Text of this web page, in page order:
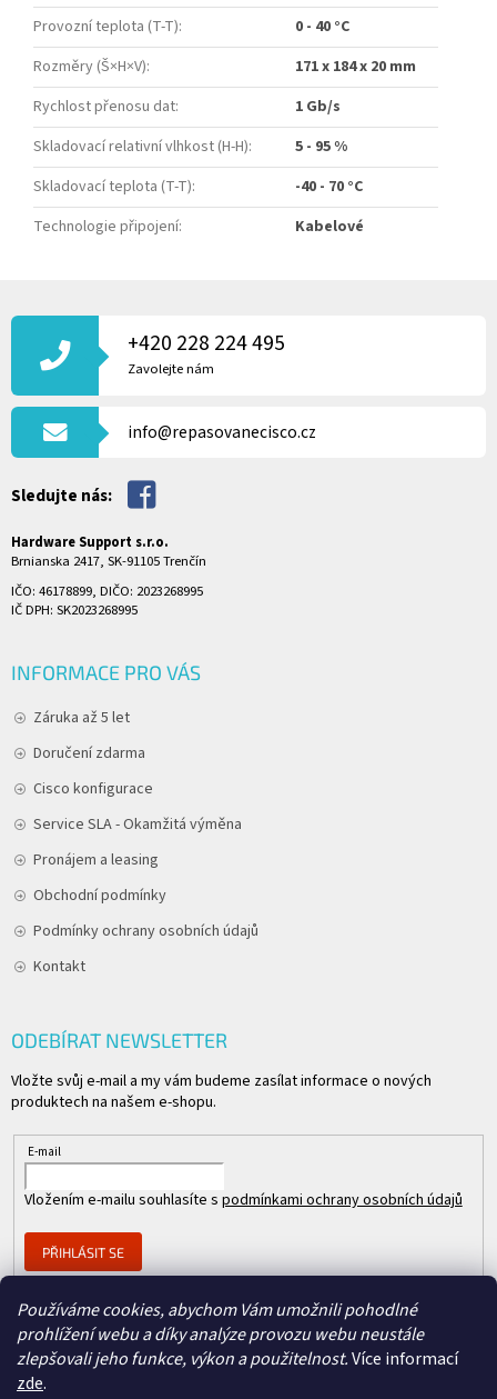
Používáme cookies, abychom Vám umožnili pohodlné
prohlížení webu a díky analýze provozu webu neustále
zlepšovali jeho funkce, výkon a použitelnost.Více informací
zde.
Provozní teplota (T-T):
0 - 40 °C
Rozměry (Š×H×V):
171 x 184 x 20 mm
Rychlost přenosu dat:
1 Gb/s
Skladovací relativní vlhkost (H-H):
5 - 95 %
Skladovací teplota (T-T):
-40 - 70 °C
Technologie připojení: Kabelové
Á
T
+420 228 224 495
Zavolejte nám
info@repasovanecisco.cz
Sledujte nás:
Hardware Support s.r.o.
Brnianska 2417, SK-91105 Trenčín
IČO: 46178899, DIČO: 2023268995
IČ DPH: SK2023268995
INFORMACE PRO VÁS
Záruka až 5 let
Doručení zdarma
Cisco konfigurace
Service SLA - Okamžitá výměna
Pronájem a leasing
Obchodní podmínky
Podmínky ochrany osobních údajů
Kontakt
ODEBÍRAT NEWSLETTER
Vložte svůj e-mail a my vám budeme zasílat informace o nových
produktech na našem e-shopu.
E-mail
Vložením e-mailu souhlasíte s podmínkami ochrany osobních údajů
PŘIHLÁSIT SE
Člen skupiny